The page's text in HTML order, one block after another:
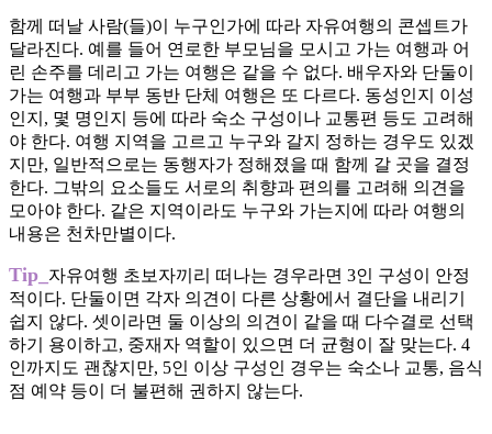
함께 떠날 사람(들)이 누구인가에 따라 자유여행의 콘셉트가
달라진다. 예를 들어 연로한 부모님을 모시고 가는 여행과 어
린 손주를 데리고 가는 여행은 같을 수 없다. 배우자와 단둘이
가는 여행과 부부 동반 단체 여행은 또 다르다. 동성인지 이성
인지, 몇 명인지 등에 따라 숙소 구성이나 교통편 등도 고려해
야 한다. 여행 지역을 고르고 누구와 갈지 정하는 경우도 있겠
지만, 일반적으로는 동행자가 정해졌을 때 함께 갈 곳을 결정
한다. 그밖의 요소들도 서로의 취향과 편의를 고려해 의견을
모아야 한다. 같은 지역이라도 누구와 가는지에 따라 여행의
내용은 천차만별이다.
Tip_ 자유여행 초보자끼리 떠나는 경우라면 3인 구성이 안정
적이다. 단둘이면 각자 의견이 다른 상황에서 결단을 내리기
쉽지 않다. 셋이라면 둘 이상의 의견이 같을 때 다수결로 선택
하기 용이하고, 중재자 역할이 있으면 더 균형이 잘 맞는다. 4
인까지도 괜찮지만, 5인 이상 구성인 경우는 숙소나 교통, 음식
점 예약 등이 더 불편해 권하지 않는다.